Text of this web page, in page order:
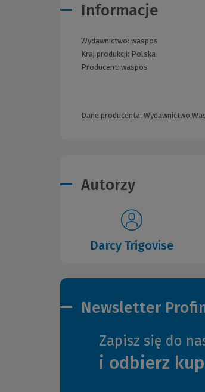
Informacje
Wydawnictwo: waspos
Kraj produkcji: Polska
Producent: waspos
Dane producenta: Wydawnictwo
Autorzy
Darcy Trigovise
Newsletter
Zapisz się do
i odbierz